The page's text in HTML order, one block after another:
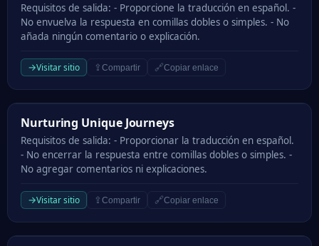
Requisitos de salida: - Proporcione la traducción en español. -
No envuelva la respuesta en comillas dobles o simples. - No
añada ningún comentario o explicación.
→Visitar sitio ⇪ Compartir 🔗Copiar enlace
Nurturing Unique Journeys
Nurturing Unique Journeys
Requisitos de salida: - Proporcionar la traducción en español.
- No encerrar la respuesta entre comillas dobles o simples. -
No agregar comentarios ni explicaciones.
→Visitar sitio ⇪ Compartir 🔗Copiar enlace